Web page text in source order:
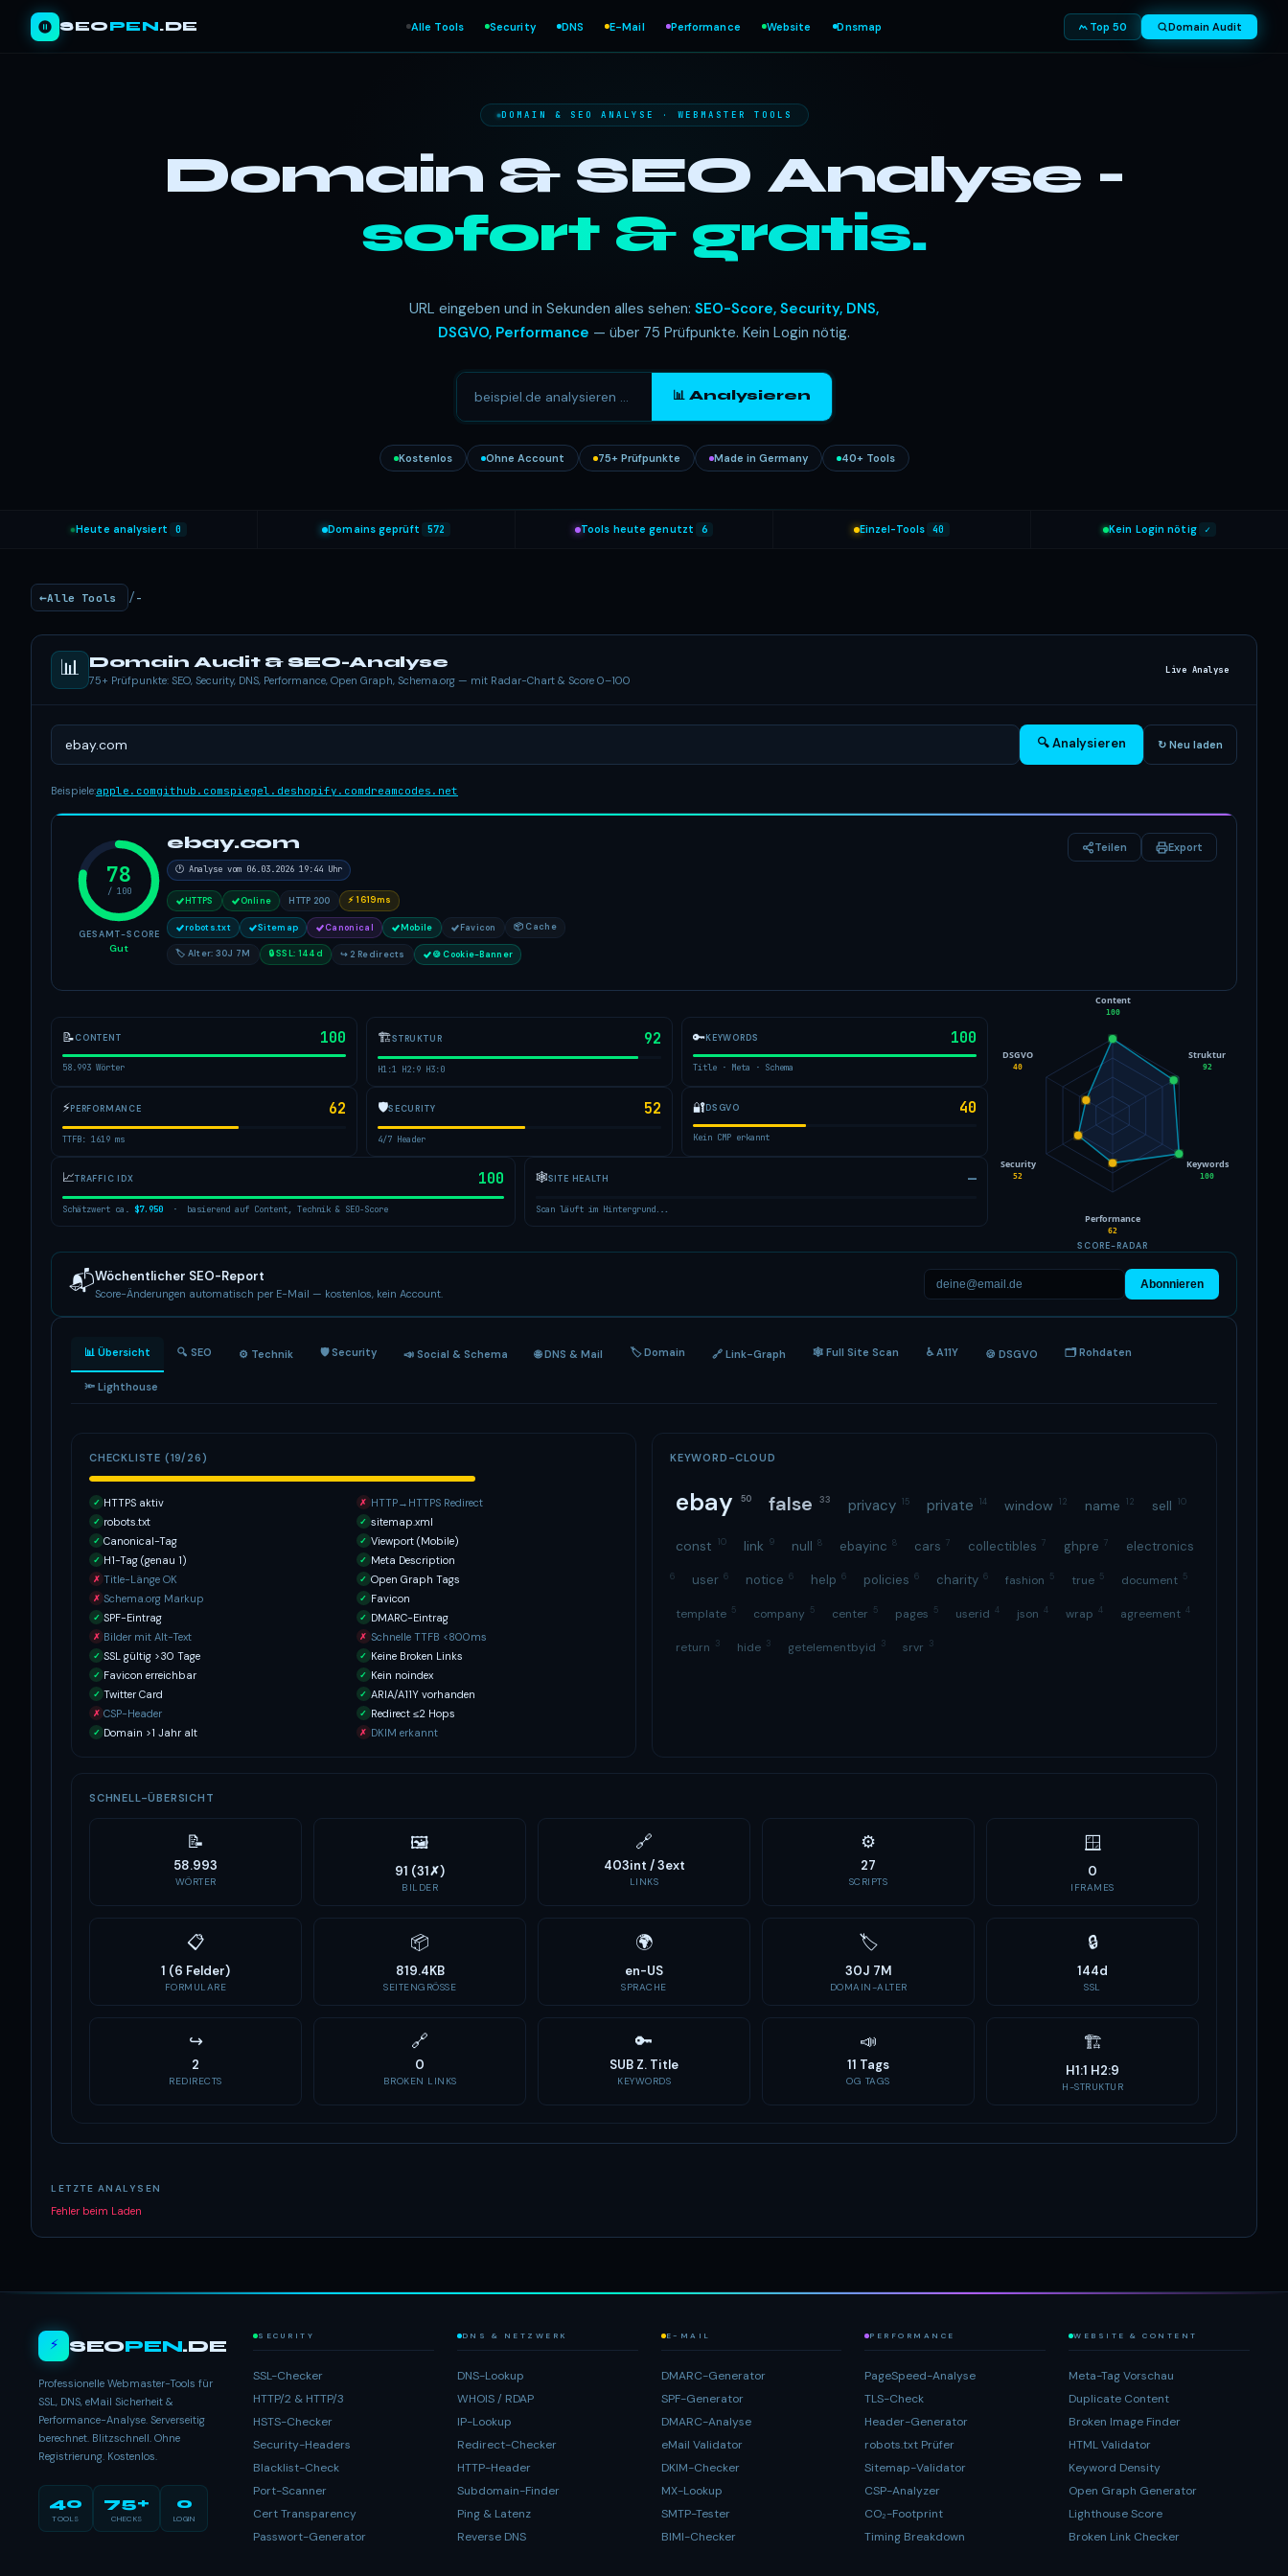
SEOPEN.DE Alle Tools Security DNS E-Mail Performance Website Dnsmap Top 50 Domain Audit
DOMAIN & SEO ANALYSE · WEBMASTER TOOLS
Domain & SEO Analyse -
sofort & gratis.
URL eingeben und in Sekunden alles sehen: SEO-Score, Security, DNS,
DSGVO, Performance — über 75 Prüfpunkte. Kein Login nötig.
📊 Analysieren
Kostenlos Ohne Account 75+ Prüfpunkte Made in Germany 40+ Tools
Heute analysiert 0 Domains geprüft 572 Tools heute genutzt 6 Einzel-Tools 40 Kein Login nötig ✓
Alle Tools / -
📊 Domain Audit & SEO-Analyse
75+ Prüfpunkte: SEO, Security, DNS, Performance, Open Graph, Schema.org — mit Radar-Chart & Score 0–100
Live Analyse
🔍 Analysieren ↻ Neu laden
Beispiele:apple.comgithub.comspiegel.deshopify.comdreamcodes.net
78
/ 100
GESAMT-SCORE
Gut
ebay.com
🕐 Analyse vom 06.03.2026 19:44 Uhr
Teilen Export
HTTPS Online HTTP 200 ⚡ 1619ms
robots.txt Sitemap Canonical Mobile Favicon 📦 Cache
🏷 Alter: 30J 7M 🔒 SSL: 144d ↪ 2 Redirects 🍪 Cookie-Banner
📝CONTENT 100
58.993 Wörter
🏗STRUKTUR 92
H1:1 H2:9 H3:0
🔑KEYWORDS 100
Title · Meta · Schema
⚡PERFORMANCE 62
TTFB: 1619 ms
🛡SECURITY 52
4/7 Header
🔐DSGVO 40
Kein CMP erkannt
📈TRAFFIC IDX 100
Schätzwert ca. $7.950 · basierend auf Content, Technik & SEO-Score
🕸SITE HEALTH —
Scan läuft im Hintergrund...
Content
100
Struktur
92
Keywords
100
Performance
62
Security
52
DSGVO
40
SCORE-RADAR
📬Wöchentlicher SEO-Report
Score-Änderungen automatisch per E-Mail — kostenlos, kein Account.
Abonnieren
📊 Übersicht 🔍 SEO ⚙️ Technik 🛡 Security 📣 Social & Schema 🌐 DNS & Mail 🏷 Domain 🔗 Link-Graph 🕸 Full Site Scan ♿ A11Y 🍪 DSGVO 🗂 Rohdaten
🔦 Lighthouse
CHECKLISTE (19/26)
✓ HTTPS aktiv ✗ HTTP→HTTPS Redirect
✓ robots.txt ✓ sitemap.xml
✓ Canonical-Tag ✓ Viewport (Mobile)
✓ H1-Tag (genau 1) ✓ Meta Description
✗ Title-Länge OK ✓ Open Graph Tags
✗ Schema.org Markup ✓ Favicon
✓ SPF-Eintrag ✓ DMARC-Eintrag
✗ Bilder mit Alt-Text ✗ Schnelle TTFB <800ms
✓ SSL gültig >30 Tage ✓ Keine Broken Links
✓ Favicon erreichbar ✓ Kein noindex
✓ Twitter Card ✓ ARIA/A11Y vorhanden
✗ CSP-Header ✓ Redirect ≤2 Hops
✓ Domain >1 Jahr alt ✗ DKIM erkannt
KEYWORD-CLOUD
ebay 50 false 33 privacy 15 private 14 window 12 name 12 sell 10
const 10 link 9 null 8 ebayinc 8 cars 7 collectibles 7 ghpre 7 electronics
6 user 6 notice 6 help 6 policies 6 charity 6 fashion 5 true 5 document 5
template 5 company 5 center 5 pages 5 userid 4 json 4 wrap 4 agreement 4
return 3 hide 3 getelementbyid 3 srvr 3
SCHNELL-ÜBERSICHT
📝
58.993
WÖRTER
🖼
91 (31✗)
BILDER
🔗
403int / 3ext
LINKS
⚙️
27
SCRIPTS
🪟
0
IFRAMES
📋
1 (6 Felder)
FORMULARE
📦
819.4KB
SEITENGRÖSSE
🌍
en-US
SPRACHE
🏷
30J 7M
DOMAIN-ALTER
🔒
144d
SSL
↪
2
REDIRECTS
🔗
0
BROKEN LINKS
🔑
SUB Z. Title
KEYWORDS
📣
11 Tags
OG TAGS
🏗
H1:1 H2:9
H-STRUKTUR
LETZTE ANALYSEN
Fehler beim Laden
⚡ SEOPEN.DE
Professionelle Webmaster-Tools für
SSL, DNS, eMail Sicherheit &
Performance-Analyse. Serverseitig
berechnet. Blitzschnell. Ohne
Registrierung. Kostenlos.
40
TOOLS
75+
CHECKS
0
LOGIN
SECURITY
SSL-Checker
HTTP/2 & HTTP/3
HSTS-Checker
Security-Headers
Blacklist-Check
Port-Scanner
Cert Transparency
Passwort-Generator
DNS & NETZWERK
DNS-Lookup
WHOIS / RDAP
IP-Lookup
Redirect-Checker
HTTP-Header
Subdomain-Finder
Ping & Latenz
Reverse DNS
E-MAIL
DMARC-Generator
SPF-Generator
DMARC-Analyse
eMail Validator
DKIM-Checker
MX-Lookup
SMTP-Tester
BIMI-Checker
PERFORMANCE
PageSpeed-Analyse
TLS-Check
Header-Generator
robots.txt Prüfer
Sitemap-Validator
CSP-Analyzer
CO₂-Footprint
Timing Breakdown
WEBSITE & CONTENT
Meta-Tag Vorschau
Duplicate Content
Broken Image Finder
HTML Validator
Keyword Density
Open Graph Generator
Lighthouse Score
Broken Link Checker